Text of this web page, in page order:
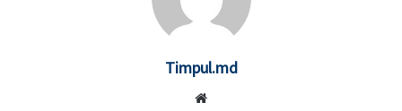
Timpul.md